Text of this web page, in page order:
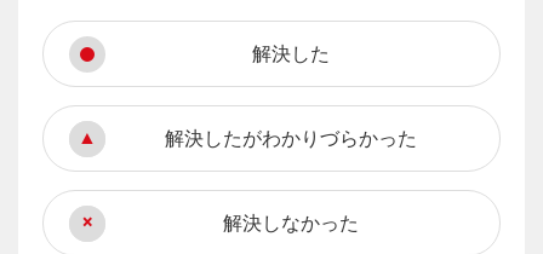
解決した
解決したがわかりづらかった
解決しなかった